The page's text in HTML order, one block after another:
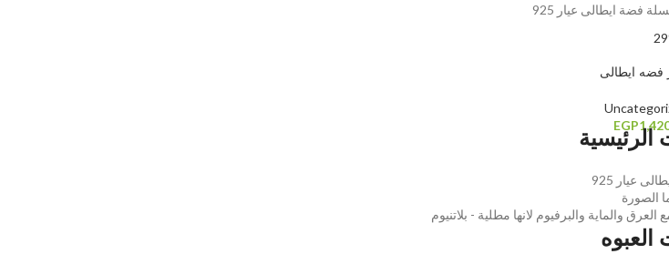
فضة ايطالى عيار 925
فضه ايطالى
EGP
الرئيسية
عيار 925
الصورة
والماية والبرفيوم لانها مطلية - بلاتنيوم
العبوه